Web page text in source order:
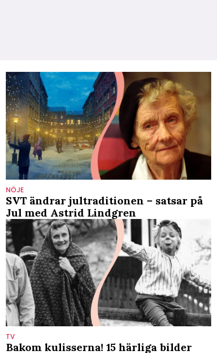
NÖJE
SVT ändrar jultraditionen – satsar på
Jul med Astrid Lindgren
TV
Bakom kulisserna! 15 härliga bilder